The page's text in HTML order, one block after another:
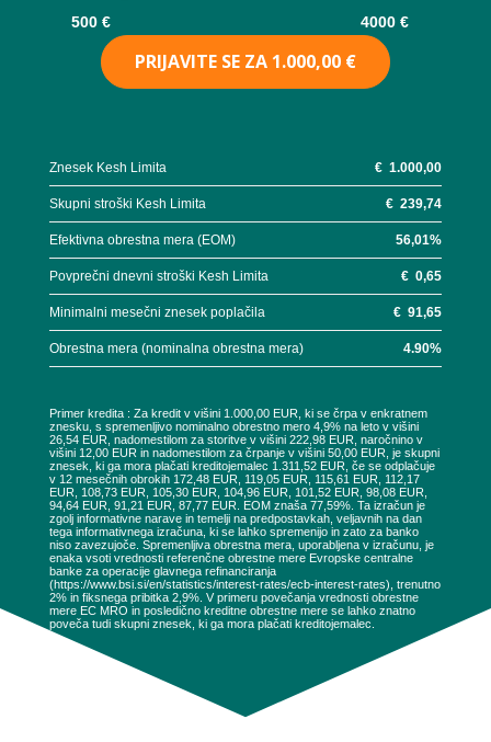
500 € 4000 €
PRIJAVITE SE ZA 1.000,00 €
Znesek Kesh Limita €1.000,00
Skupni stroški Kesh Limita €239,74
Efektivna obrestna mera (EOM) 56,01%
Povprečni dnevni stroški Kesh Limita €0,65
Minimalni mesečni znesek poplačila €91,65
Obrestna mera (nominalna obrestna mera) 4.90%
Primer kredita : Za kredit v višini 1.000,00 EUR, ki se črpa v enkratnem
znesku, s spremenljivo nominalno obrestno mero 4,9% na leto v višini
26,54 EUR, nadomestilom za storitve v višini 222,98 EUR, naročnino v
višini 12,00 EUR in nadomestilom za črpanje v višini 50,00 EUR, je skupni
znesek, ki ga mora plačati kreditojemalec 1.311,52 EUR, če se odplačuje
v 12 mesečnih obrokih 172,48 EUR, 119,05 EUR, 115,61 EUR, 112,17
EUR, 108,73 EUR, 105,30 EUR, 104,96 EUR, 101,52 EUR, 98,08 EUR,
94,64 EUR, 91,21 EUR, 87,77 EUR. EOM znaša 77,59%. Ta izračun je
zgolj informativne narave in temelji na predpostavkah, veljavnih na dan
tega informativnega izračuna, ki se lahko spremenijo in zato za banko
niso zavezujoče. Spremenljiva obrestna mera, uporabljena v izračunu, je
enaka vsoti vrednosti referenčne obrestne mere Evropske centralne
banke za operacije glavnega refinanciranja
(https://www.bsi.si/en/statistics/interest-rates/ecb-interest-rates), trenutno
2% in fiksnega pribitka 2,9%. V primeru povečanja vrednosti obrestne
mere EC MRO in posledično kreditne obrestne mere se lahko znatno
poveča tudi skupni znesek, ki ga mora plačati kreditojemalec.